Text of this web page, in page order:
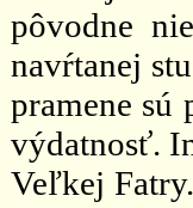
pôvodne
navŕtanej
pramene sú
výdatnosť.
Veľkej